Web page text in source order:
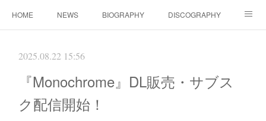
HOME NEWS BIOGRAPHY DISCOGRAPHY
2025.08.22 15:56
『Monochrome』DL販売・サブス
ク配信開始！